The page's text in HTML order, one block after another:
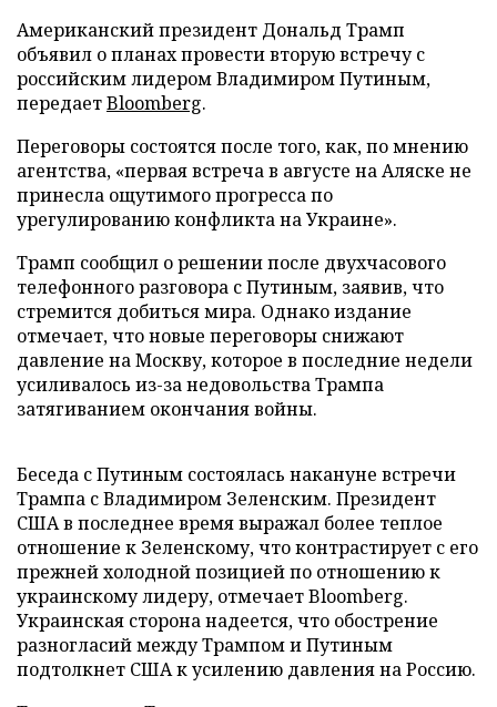
Американский президент Дональд Трамп
объявил о планах провести вторую встречу с
российским лидером Владимиром Путиным,
передаетBloomberg.
Переговоры состоятся после того, как, по мнению
агентства, «первая встреча в августе на Аляске не
принесла ощутимого прогресса по
урегулированию конфликта на Украине».
Трамп сообщил о решении после двухчасового
телефонного разговора с Путиным, заявив, что
стремится добиться мира. Однако издание
отмечает, что новые переговоры снижают
давление на Москву, которое в последние недели
усиливалось из-за недовольства Трампа
затягиванием окончания войны.
Беседа с Путиным состоялась накануне встречи
Трампа с Владимиром Зеленским. Президент
США в последнее время выражал более теплое
отношение к Зеленскому, что контрастирует с его
прежней холодной позицией по отношению к
украинскому лидеру, отмечает Bloomberg.
Украинская сторона надеется, что обострение
разногласий между Трампом и Путиным
подтолкнет США к усилению давления на Россию.